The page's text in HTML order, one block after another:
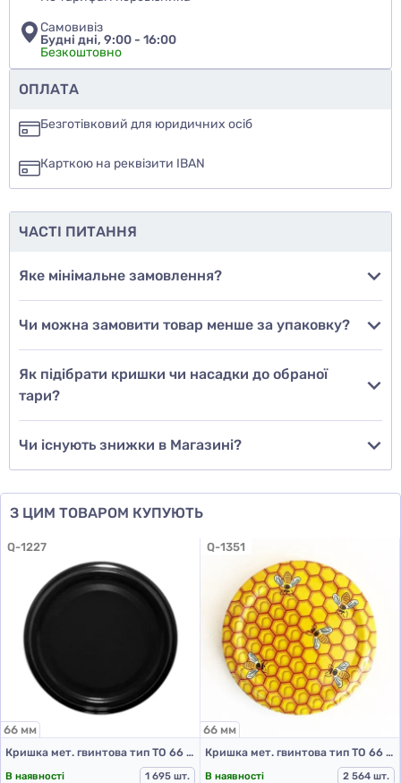
Чи рекомендуєте ви цей товар
так
ще не знаю
Додати відгук
Самовивіз
Будні дні, 9:00 - 16:00
Безкоштовно
ОПЛАТА
Безготівковий для юридичних осіб
Карткою на реквізити IBAN
ЧАСТІ ПИТАННЯ
Яке мінімальне замовлення?
Чи можна замовити товар менше за упаковку?
Як підібрати кришки чи насадки до обраної
тари?
Чи існують знижки в Магазині?
З ЦИМ ТОВАРОМ КУПУЮТЬ
Q-1227
66 мм
Кришка мет. гвинтова тип ТО 66 колір Чорний RTS PST
В наявності
1 695 шт.
Q-1351
66 мм
Кришка мет. гвинтова тип ТО 66 колір Бджілка соти RTS PST
В наявності
2 564 шт.